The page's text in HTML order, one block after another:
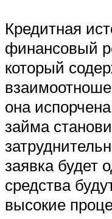
Кредитная
финансовый
который
она
займа
заявка будет
средства
высокие